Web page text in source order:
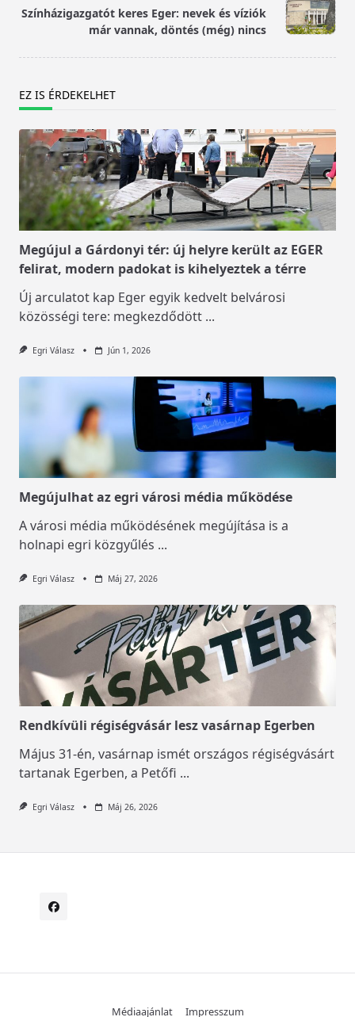
reader-
text">Page</span>
Színházigazgatót keres Eger: nevek és víziók
már vannak, döntés (még) nincs
EZ IS ÉRDEKELHET
Megújul a Gárdonyi tér: új helyre került az EGER
felirat, modern padokat is kihelyeztek a térre
Új arculatot kap Eger egyik kedvelt belvárosi
közösségi tere: megkezdődött ...
Egri Válasz Jún 1, 2026
Megújulhat az egri városi média működése
A városi média működésének megújítása is a
holnapi egri közgyűlés ...
Egri Válasz Máj 27, 2026
Rendkívüli régiségvásár lesz vasárnap Egerben
Május 31-én, vasárnap ismét országos régiségvásárt
tartanak Egerben, a Petőfi ...
Egri Válasz Máj 26, 2026
Médiaajánlat Impresszum